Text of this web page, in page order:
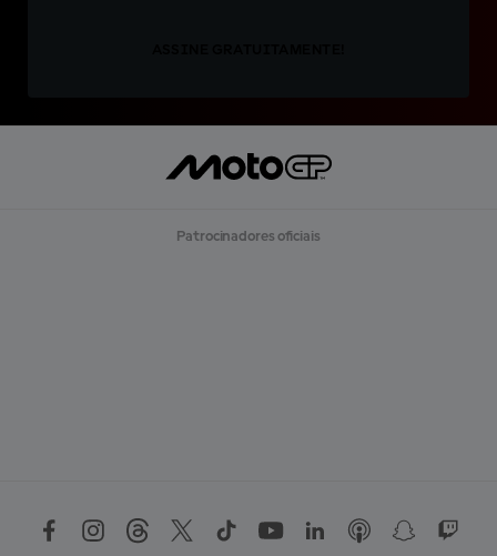
Patrocinadores oficiais